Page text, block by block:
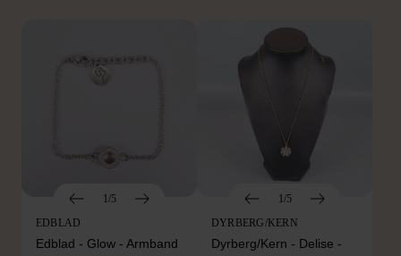
1/5
EDBLAD
Edblad - Glow - Armband
1/5
DYRBERG/KERN
Dyrberg/Kern - Delise -